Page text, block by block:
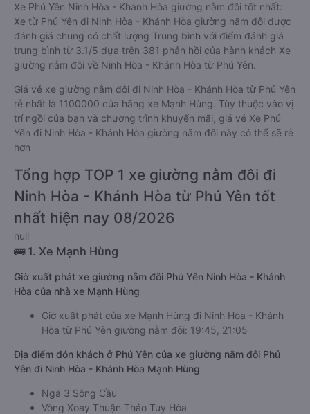
Xe Phú Yên Ninh Hòa - Khánh Hòa giường nằm đôi tốt nhất:
Xe từ Phú Yên đi Ninh Hòa - Khánh Hòa giường nằm đôi được
đánh giá chung có chất lượng Trung bình với điểm đánh giá
trung bình từ 3.1/5 dựa trên 381 phản hồi của hành khách Xe
giường nằm đôi về Ninh Hòa - Khánh Hòa từ Phú Yên.
Giá vé xe giường nằm đôi đi Ninh Hòa - Khánh Hòa từ Phú Yên
rẻ nhất là 1100000 của hãng xe Mạnh Hùng. Tùy thuộc vào vị
trí ngồi của bạn và chương trình khuyến mãi, giá vé Xe Phú
Yên đi Ninh Hòa - Khánh Hòa giường nằm đôi này có thể sẽ rẻ
hơn
Tổng hợp TOP 1 xe giường nằm đôi đi
Ninh Hòa - Khánh Hòa từ Phú Yên tốt
nhất hiện nay 08/2026
null
🚌 1. Xe Mạnh Hùng
Giờ xuất phát xe giường nằm đôi Phú Yên Ninh Hòa - Khánh
Hòa của nhà xe Mạnh Hùng
Giờ xuất phát của xe Mạnh Hùng đi Ninh Hòa - Khánh
Hòa từ Phú Yên giường nằm đôi: 19:45, 21:05
Địa điểm đón khách ở Phú Yên của xe giường nằm đôi Phú
Yên đi Ninh Hòa - Khánh Hòa Mạnh Hùng
Ngã 3 Sông Cầu
Vòng Xoay Thuận Thảo Tuy Hòa